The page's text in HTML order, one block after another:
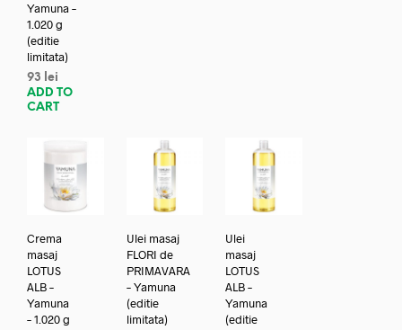
Yamuna –
1.020 g
(editie
limitata)
93
lei
ADD TO
CART
Crema
masaj
LOTUS
ALB –
Yamuna
– 1.020 g
Ulei masaj
FLORI de
PRIMAVARA
– Yamuna
(editie
limitata)
Ulei
masaj
LOTUS
ALB –
Yamuna
(editie